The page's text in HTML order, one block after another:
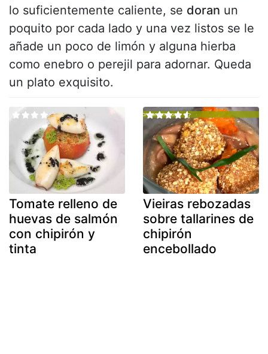
lo suficientemente caliente, se doran un
poquito por cada lado y una vez listos se le
añade un poco de limón y alguna hierba
como enebro o perejil para adornar. Queda
un plato exquisito.
Tomate relleno de
huevas de salmón
con chipirón y
tinta
Vieiras rebozadas
sobre tallarines de
chipirón
encebollado